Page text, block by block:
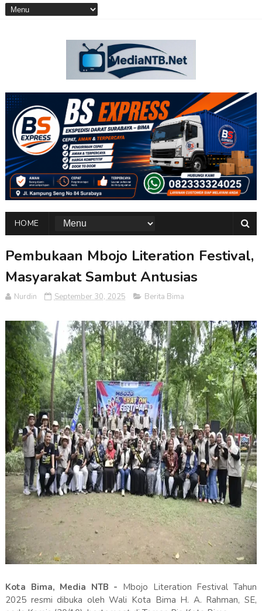
HOME
Pembukaan Mbojo Literation Festival,
Masyarakat Sambut Antusias
Nurdin September 30, 2025 Berita Bima
Kota Bima, Media NTB - Mbojo Literation Festival Tahun
2025 resmi dibuka oleh Wali Kota Bima H. A. Rahman, SE,